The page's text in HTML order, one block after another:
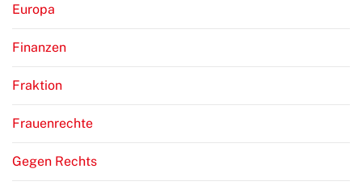
Europa
Finanzen
Fraktion
Frauenrechte
Gegen Rechts